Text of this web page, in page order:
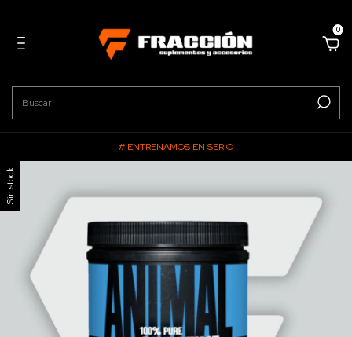
0
# ENTRENAMOS EN SERIO
Sin stock